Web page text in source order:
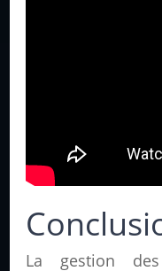
La gestion